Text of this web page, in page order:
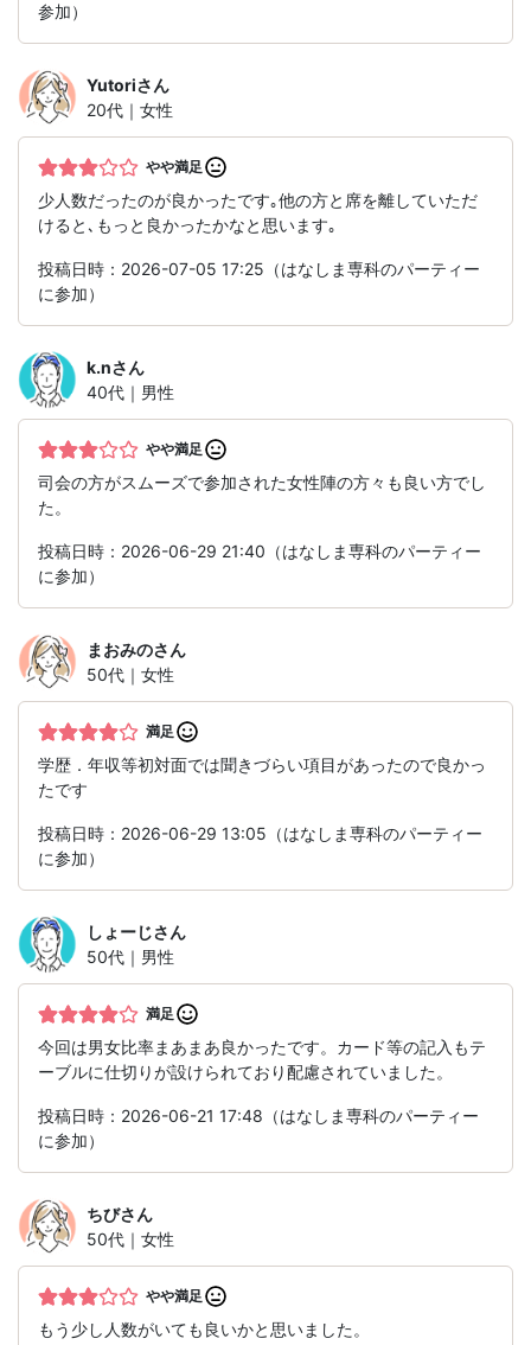
参加）
Yutoriさん
20代｜女性
やや満足
少人数だったのが良かったです｡他の方と席を離していただ
けると､もっと良かったかなと思います｡
投稿日時：2026-07-05 17:25（はなしま専科のパーティー
に参加）
k.nさん
40代｜男性
やや満足
司会の方がスムーズで参加された女性陣の方々も良い方でし
た。
投稿日時：2026-06-29 21:40（はなしま専科のパーティー
に参加）
まおみのさん
50代｜女性
満足
学歴．年収等初対面では聞きづらい項目があったので良かっ
たです
投稿日時：2026-06-29 13:05（はなしま専科のパーティー
に参加）
しょーじさん
50代｜男性
満足
今回は男女比率まあまあ良かったです。カード等の記入もテ
ーブルに仕切りが設けられており配慮されていました。
投稿日時：2026-06-21 17:48（はなしま専科のパーティー
に参加）
ちびさん
50代｜女性
やや満足
もう少し人数がいても良いかと思いました。